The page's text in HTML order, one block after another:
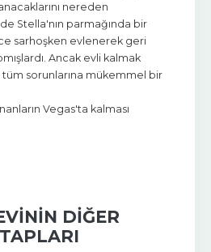
nereden
Stella'nın parmağında bir
sarhoşken evlenerek geri
Ancak evli kalmak
tüm sorunlarına mükemmel bir
Vegas'ta kalması
DIĞER